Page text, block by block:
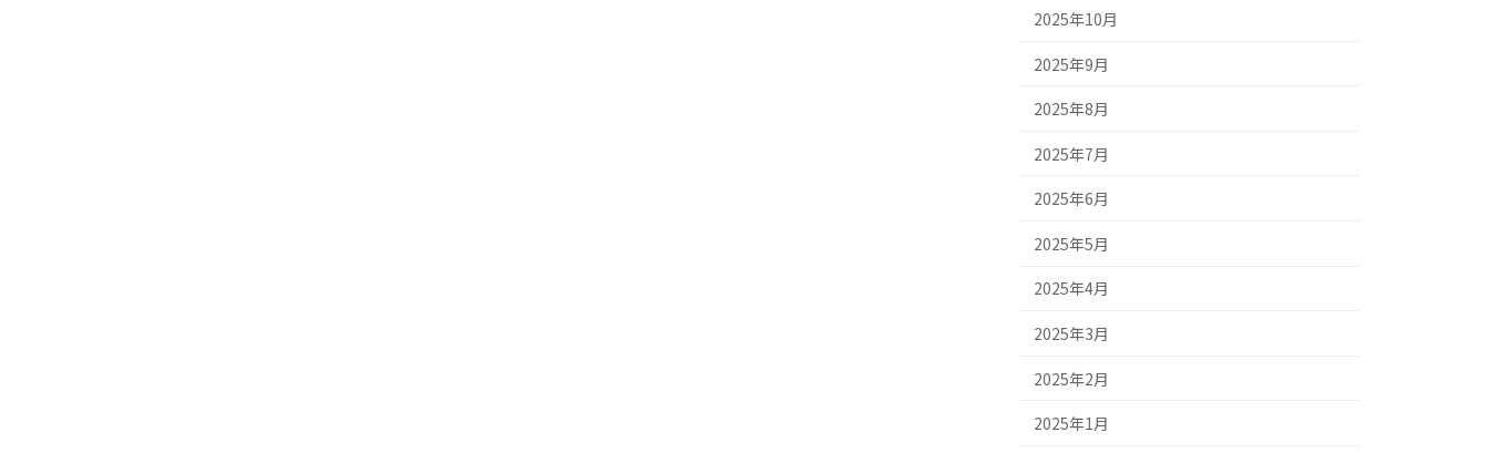
2025年10月
2025年9月
2025年8月
2025年7月
2025年6月
2025年5月
2025年4月
2025年3月
2025年2月
2025年1月